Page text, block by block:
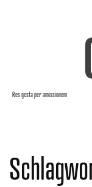
Res gesta per amissionem